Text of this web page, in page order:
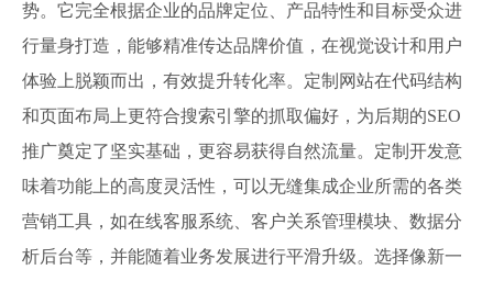
势。它完全根据企业的品牌定位、产品特性和目标受众进
行量身打造，能够精准传达品牌价值，在视觉设计和用户
体验上脱颖而出，有效提升转化率。定制网站在代码结构
和页面布局上更符合搜索引擎的抓取偏好，为后期的SEO
推广奠定了坚实基础，更容易获得自然流量。定制开发意
味着功能上的高度灵活性，可以无缝集成企业所需的各类
营销工具，如在线客服系统、客户关系管理模块、数据分
析后台等，并能随着业务发展进行平滑升级。选择像新一